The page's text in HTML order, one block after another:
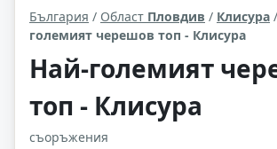
България / Област Пловдив / Клисура /
големият черешов топ - Клисура
Най-големият
топ - Клисура
съоръжения